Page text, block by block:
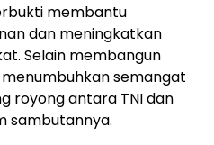
membantu
dan meningkatkan
Selain membangun
semangat
royong antara TNI dan
sambutannya.